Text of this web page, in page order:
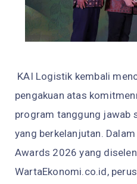
KAI Logistik kembali
pengakuan atas
program tanggung jawab
yang berkelanjutan.
Awards 2026 yang
WartaEkonomi.co.id,